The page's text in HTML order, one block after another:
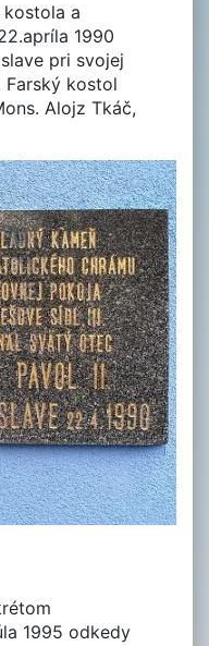
kostola a
1990
pri svojej
Farský kostol
Alojz Tkáč,
1995 odkedy